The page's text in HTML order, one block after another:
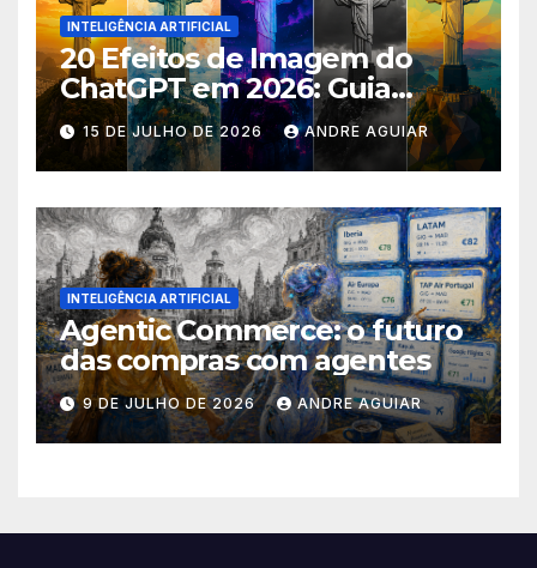
INTELIGÊNCIA ARTIFICIAL
20 Efeitos de Imagem do
ChatGPT em 2026: Guia
Completo com Prompts para
Transformar suas Fotos
15 DE JULHO DE 2026 ANDRE AGUIAR
INTELIGÊNCIA ARTIFICIAL
Agentic Commerce: o futuro
das compras com agentes
9 DE JULHO DE 2026 ANDRE AGUIAR